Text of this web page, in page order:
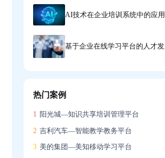
AI技术在企业培训系统中的应
基于企业在线学习平台的人才
热门案例
1 阳光城—知识共享培训管理平台
2 吉利汽车—智能教学教务平台
3 美的集团—美知移动学习平台